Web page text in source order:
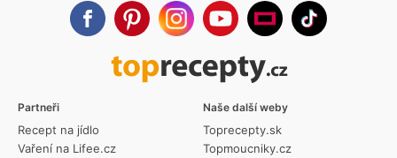
Partneři
Recept na jídlo
Vaření na Lifee.cz
Naše další weby
Toprecepty.sk
Topmoucniky.cz